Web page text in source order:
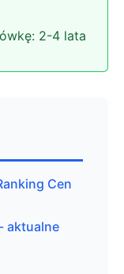
2-4 lata
Cen
aktualne